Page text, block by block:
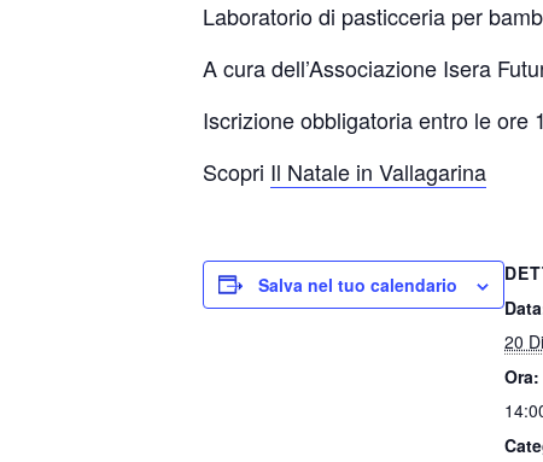
Laboratorio di pasticceria per
A cura dell’Associazione Isera
Iscrizione obbligatoria entro le ore
Scopri Il Natale in Vallagarina
Salva nel tuo calendario
20
Ora: